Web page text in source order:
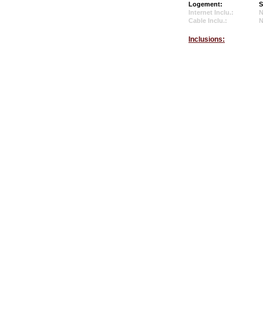
Logement:
Internet Inclu.:
Cable Inclu.:
Inclusions: